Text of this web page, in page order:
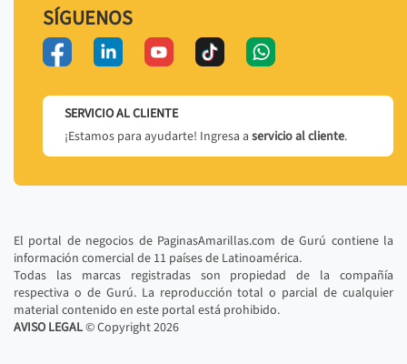
SÍGUENOS
SERVICIO AL CLIENTE
¡Estamos para ayudarte! Ingresa a servicio al cliente.
El portal de negocios de PaginasAmarillas.com de Gurú contiene la
información comercial de 11 países de Latinoamérica.
Todas las marcas registradas son propiedad de la compañía
respectiva o de Gurú. La reproducción total o parcial de cualquier
material contenido en este portal está prohibido.
AVISO LEGAL© Copyright2026